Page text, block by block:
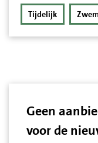
Tijdelijk
Geen
voor de